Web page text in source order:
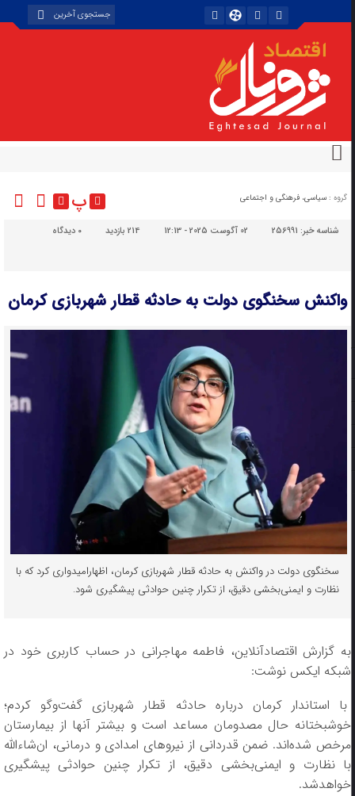
گروه : سیاسی، فرهنگی و اجتماعی پ
شناسه خبر:256991 02 آگوست 2025 - 12:13 214 بازدید دیدگاه
واکنش سخنگوی دولت به حادثه قطار شهربازی کرمان
سخنگوی دولت در واکنش به حادثه قطار شهربازی کرمان، اظهارامیدواری کرد که با
نظارت و ایمنی‌بخشی دقیق، از تکرار چنین حوادثی پیشگیری شود.
به گزارش اقتصادآنلاین، فاطمه مهاجرانی در حساب کاربری خود در
شبکه ایکس نوشت:
با استاندار کرمان درباره حادثه قطار شهربازی گفت‌و‌گو کردم؛
خوشبختانه حال مصدومان مساعد است و بیشتر آنها از بیمارستان
مرخص شده‌اند. ضمن قدردانی از نیرو‌های امدادی و درمانی، ان‌شاءالله
با نظارت و ایمنی‌بخشی دقیق، از تکرار چنین حوادثی پیشگیری
خواهدشد.